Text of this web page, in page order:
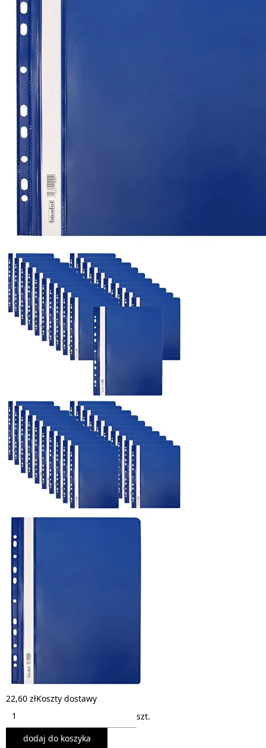
22,60 złKoszty dostawy
szt.
dodaj do koszyka